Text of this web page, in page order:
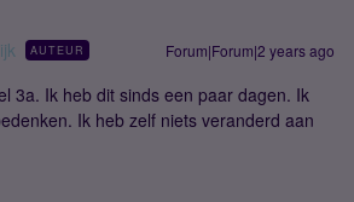
AUTEUR Forum|Forum|2 years ago
3a. Ik heb dit sinds een paar dagen. Ik
Ik heb zelf niets veranderd aan